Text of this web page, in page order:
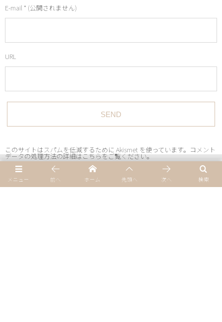
E-mail * (公開されません)
URL
このサイトはスパムを低減するために Akismet を使っています。 コメント
データの処理方法の詳細はこちらをご覧ください。
メニュー 検索
前へ ホーム 先頭へ 次へ